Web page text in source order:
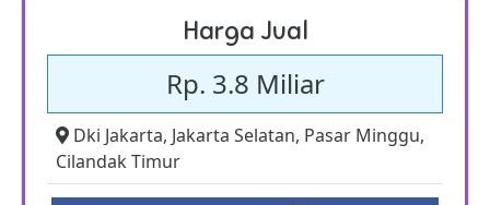
Harga Jual
Rp. 3.8 Miliar
Dki Jakarta, Jakarta Selatan, Pasar Minggu,
Cilandak Timur